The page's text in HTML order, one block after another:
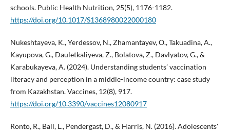
schools. Public Health Nutrition, 25(5), 1176-1182.
https://doi.org/10.1017/S1368980022000180
Nukeshtayeva, K., Yerdessov, N., Zhamantayev, O., Takuadina, A.,
Kayupova, G., Dauletkaliyeva, Z., Bolatova, Z., Davlyatov, G., &
Karabukayeva, A. (2024). Understanding students’ vaccination
literacy and perception in a middle-income country: case study
from Kazakhstan. Vaccines, 12(8), 917.
https://doi.org/10.3390/vaccines12080917
Ronto, R., Ball, L., Pendergast, D., & Harris, N. (2016). Adolescents'